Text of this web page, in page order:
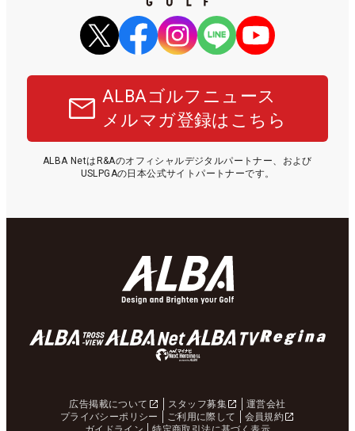
ALBAゴルフニュース
メルマガ登録はこちら
ALBA NetはR&Aのオフィシャルデジタルパートナー、および
USLPGAの日本公式サイトパートナーです。
広告掲載について スタッフ募集
運営会社
プライバシーポリシー
ご利用に際して
会員規約